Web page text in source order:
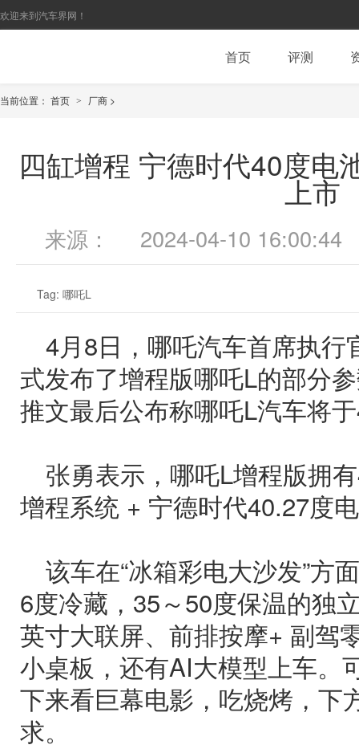
欢迎来到汽车界网！
首页 评测
当前位置： 首页 > 厂商 >
四缸增程 宁德时代40度电
上市
来源： 2024-04-10 16:00:44
Tag: 哪吒L
4月8日，哪吒汽车首席执行
式发布了增程版哪吒L的部分
推文最后公布称哪吒L汽车将
张勇表示，哪吒L增程版拥
增程系统 + 宁德时代40.27度
该车在“冰箱彩电大沙发”方
6度冷藏，35～50度保温的独
英寸大联屏、前排按摩+ 副驾
小桌板，还有AI大模型上车。
下来看巨幕电影，吃烧烤，下
求。